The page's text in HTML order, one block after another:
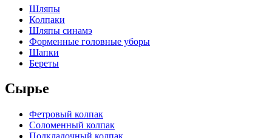
Шляпы
Колпаки
Шляпы синамэ
Форменные головные уборы
Шапки
Береты
Сырье
Фетровый колпак
Соломенный колпак